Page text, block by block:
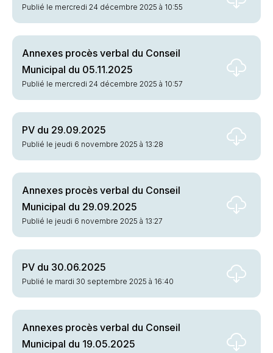
Publié le mercredi 24 décembre 2025 à 10:55
Annexes procès verbal du Conseil
Municipal du 05.11.2025
Publié le mercredi 24 décembre 2025 à 10:57
PV du 29.09.2025
Publié le jeudi 6 novembre 2025 à 13:28
Annexes procès verbal du Conseil
Municipal du 29.09.2025
Publié le jeudi 6 novembre 2025 à 13:27
PV du 30.06.2025
Publié le mardi 30 septembre 2025 à 16:40
Annexes procès verbal du Conseil
Municipal du 19.05.2025